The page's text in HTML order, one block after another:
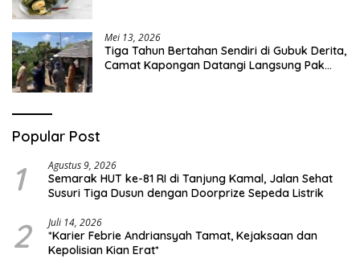
Mei 13, 2026
Tiga Tahun Bertahan Sendiri di Gubuk Derita,
Camat Kapongan Datangi Langsung Pak
Popular Post
1 Agustus 9, 2026
Semarak HUT ke-81 RI di Tanjung Kamal, Jalan Sehat
Susuri Tiga Dusun dengan Doorprize Sepeda Listrik
2 Juli 14, 2026
*Karier Febrie Andriansyah Tamat, Kejaksaan dan
Kepolisian Kian Erat*